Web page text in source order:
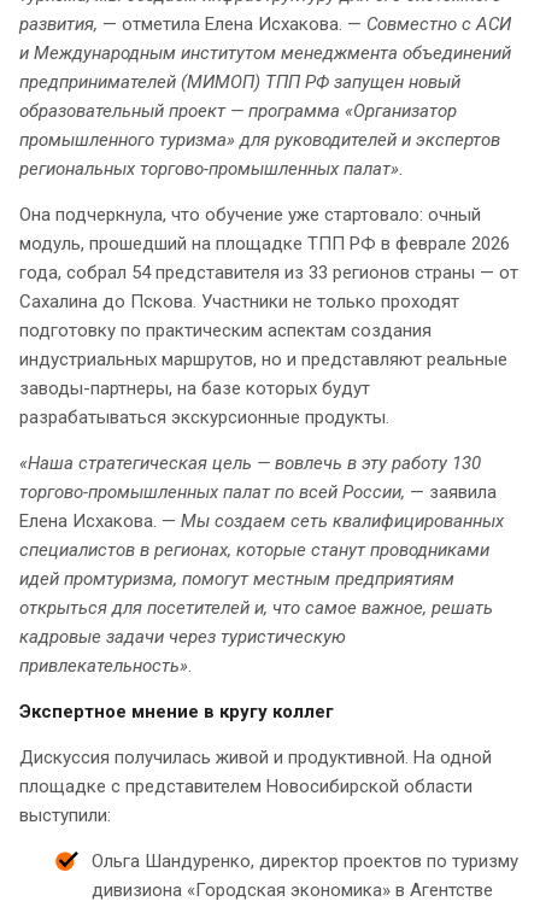
развития, — отметила Елена Исхакова. — Совместно с АСИ
и Международным институтом менеджмента объединений
предпринимателей (МИМОП) ТПП РФ запущен новый
образовательный проект — программа «Организатор
промышленного туризма» для руководителей и экспертов
региональных торгово-промышленных палат».
Она подчеркнула, что обучение уже стартовало: очный
модуль, прошедший на площадке ТПП РФ в феврале 2026
года, собрал 54 представителя из 33 регионов страны — от
Сахалина до Пскова. Участники не только проходят
подготовку по практическим аспектам создания
индустриальных маршрутов, но и представляют реальные
заводы-партнеры, на базе которых будут
разрабатываться экскурсионные продукты.
«Наша стратегическая цель — вовлечь в эту работу 130
торгово-промышленных палат по всей России, — заявила
Елена Исхакова. — Мы создаем сеть квалифицированных
специалистов в регионах, которые станут проводниками
идей промтуризма, помогут местным предприятиям
открыться для посетителей и, что самое важное, решать
кадровые задачи через туристическую
привлекательность».
Экспертное мнение в кругу коллег
Дискуссия получилась живой и продуктивной. На одной
площадке с представителем Новосибирской области
выступили:
Ольга Шандуренко, директор проектов по туризму
дивизиона «Городская экономика» в Агентстве